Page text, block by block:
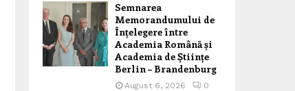
Semnarea
Memorandumului de
Înțelegere între
Academia Română și
Academia de Științe
Berlin – Brandenburg
August 6, 2026 0